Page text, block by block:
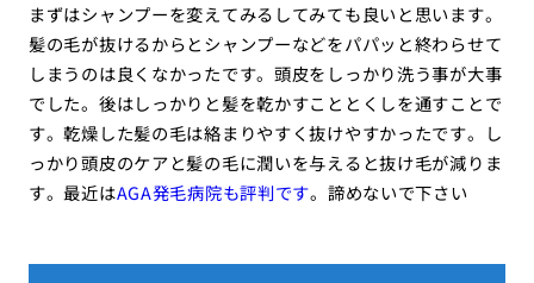
まずはシャンプーを変えてみるしてみても良いと思います。
髪の毛が抜けるからとシャンプーなどをパパッと終わらせて
しまうのは良くなかったです。頭皮をしっかり洗う事が大事
でした。後はしっかりと髪を乾かすこととくしを通すことで
す。乾燥した髪の毛は絡まりやすく抜けやすかったです。し
っかり頭皮のケアと髪の毛に潤いを与えると抜け毛が減りま
す。最近はAGA発毛病院も評判です。諦めないで下さい